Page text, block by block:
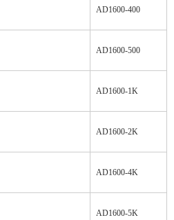
AD1600-400
AD1600-500
AD1600-1K
AD1600-2K
AD1600-4K
AD1600-5K